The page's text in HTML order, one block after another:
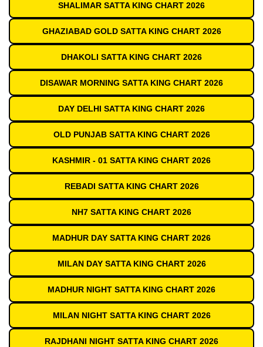
SHALIMAR SATTA KING CHART 2026
GHAZIABAD GOLD SATTA KING CHART 2026
DHAKOLI SATTA KING CHART 2026
DISAWAR MORNING SATTA KING CHART 2026
DAY DELHI SATTA KING CHART 2026
OLD PUNJAB SATTA KING CHART 2026
KASHMIR - 01 SATTA KING CHART 2026
REBADI SATTA KING CHART 2026
NH7 SATTA KING CHART 2026
MADHUR DAY SATTA KING CHART 2026
MILAN DAY SATTA KING CHART 2026
MADHUR NIGHT SATTA KING CHART 2026
MILAN NIGHT SATTA KING CHART 2026
RAJDHANI NIGHT SATTA KING CHART 2026